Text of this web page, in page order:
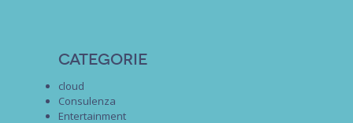
Categorie
cloud
Consulenza
Entertainment